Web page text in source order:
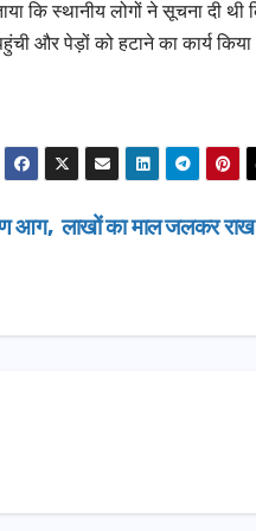
कि स्थानीय लोगों ने सूचना दी थी
और पेड़ों को हटाने का कार्य
आग, लाखों का माल जलकर राख
मसूरी